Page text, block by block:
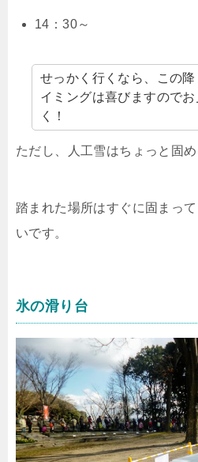
14：30～
せっかく行くなら、この降
イミングは喜びますので
く！
ただし、人工雪はちょっと固
踏まれた場所はすぐに固まっ
いです。
氷の滑り台